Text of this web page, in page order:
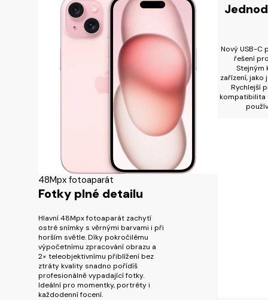
48Mpx fotoaparát
Fotky plné detailu
Hlavní 48Mpx fotoaparát zachytí
ostré snímky s věrnými barvami i při
horším světle. Díky pokročilému
výpočetnímu zpracování obrazu a
2× teleobjektivnímu přiblížení bez
ztráty kvality snadno pořídíš
profesionálně vypadající fotky.
Ideální pro momentky, portréty i
každodenní focení.
Nový USB-C
řešení
Stejným
zařízení, jako
Rychlejší
kompatibilita